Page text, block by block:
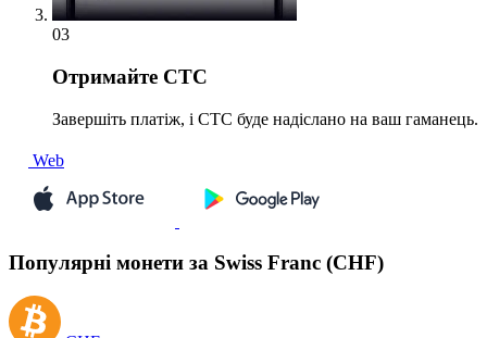
03
Отримайте CTC
Завершіть платіж, і CTC буде надіслано на ваш гаманець.
Web
Популярні монети за Swiss Franc (CHF)